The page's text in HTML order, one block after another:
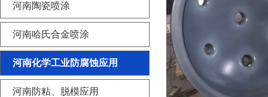
河南陶瓷喷涂
河南哈氏合金喷涂
河南化学工业防腐蚀应用
河南防粘、脱模应用